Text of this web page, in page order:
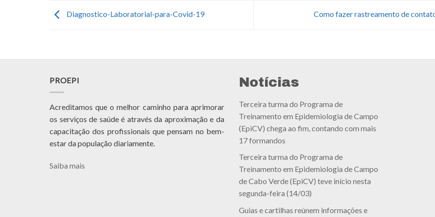
Diagnostico-Laboratorial-para-Covid-19 Como fazer rastreamento de
PROEPI
Acreditamos que o melhor caminho para aprimorar
os serviços de saúde é através da aproximação e da
capacitação dos profissionais que pensam no bem-
estar da população diariamente.
Saiba mais
Notícias
Terceira turma do Programa de
Treinamento em Epidemiologia de Campo
(EpiCV) chega ao fim, contando com mais
17 formandos
Terceira turma do Programa de
Treinamento em Epidemiologia de Campo
de Cabo Verde (EpiCV) teve início nesta
segunda-feira (14/03)
Guias e cartilhas reúnem informações e